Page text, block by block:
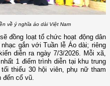
về ý nghĩa áo dài Việt Nam
đồng loạt tổ chức hoạt động dân
gắn với Tuần lễ Áo dài; riêng
diễn ra ngày 7/3/2026. Mỗi xã,
1 điểm trình diễn tại khu trung
thiểu 30 hội viên, phụ nữ tham
cổ vũ.